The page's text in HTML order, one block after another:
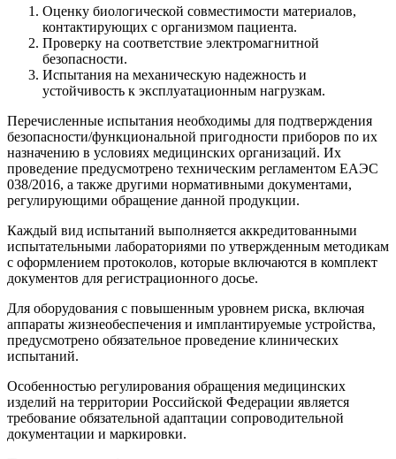
Оценку биологической совместимости материалов,
контактирующих с организмом пациента.
Проверку на соответствие электромагнитной
безопасности.
Испытания на механическую надежность и
устойчивость к эксплуатационным нагрузкам.
Перечисленные испытания необходимы для подтверждения
безопасности/функциональной пригодности приборов по их
назначению в условиях медицинских организаций. Их
проведение предусмотрено техническим регламентом ЕАЭС
038/2016, а также другими нормативными документами,
регулирующими обращение данной продукции.
Каждый вид испытаний выполняется аккредитованными
испытательными лабораториями по утвержденным методикам
с оформлением протоколов, которые включаются в комплект
документов для регистрационного досье.
Для оборудования с повышенным уровнем риска, включая
аппараты жизнеобеспечения и имплантируемые устройства,
предусмотрено обязательное проведение клинических
испытаний.
Особенностью регулирования обращения медицинских
изделий на территории Российской Федерации является
требование обязательной адаптации сопроводительной
документации и маркировки.